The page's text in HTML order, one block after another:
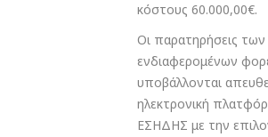
κόστους 60.000,00€.
Οι παρατηρήσεις των
ενδιαφερομένων
υποβάλλονται
ηλεκτρονική
ΕΣΗΔΗΣ με την